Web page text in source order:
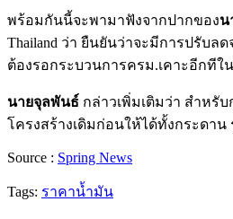
พร้อมกันนี้จะพามาฟังจากปากของน
Thailand ว่า ยืนยันว่าจะมีการปรับล
ต้องรอกระบวนการครม.เคาะอีกที
นายจุลพันธ์ กล่าวเพิ่มเติมว่า สำหรั
โครงสร้างเดิมก่อนให้ได้ทั้งกระดา
Source : Spring News
Tags: ราคาน้ำมัน